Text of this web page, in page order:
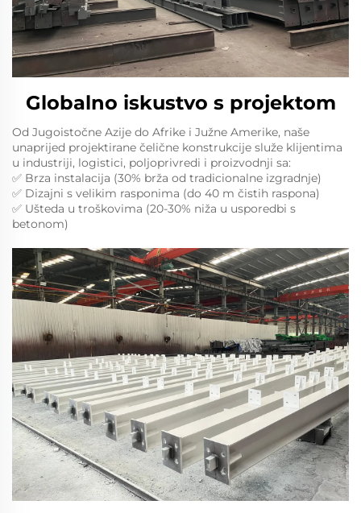
Globalno iskustvo s projektom
Od Jugoistočne Azije do Afrike i Južne Amerike, naše
unaprijed projektirane čelične konstrukcije služe klijentima
u industriji, logistici, poljoprivredi i proizvodnji sa:
✅ Brza instalacija (30% brža od tradicionalne izgradnje)
✅ Dizajni s velikim rasponima (do 40 m čistih raspona)
✅ Ušteda u troškovima (20-30% niža u usporedbi s
betonom)